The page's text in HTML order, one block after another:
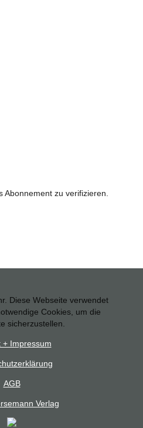
Abonnement zu verifizieren.
Diese Webseite verwendet
Cookies, um die
sicherzustellen.
+ Impressum
AGB
Verlag